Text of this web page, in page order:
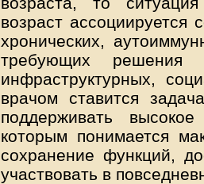
возраст ассоциируется
хронических,
требующих решения
инфраструктурных,
врачом ставится
поддерживать
которым понимается
сохранение функций,
участвовать в